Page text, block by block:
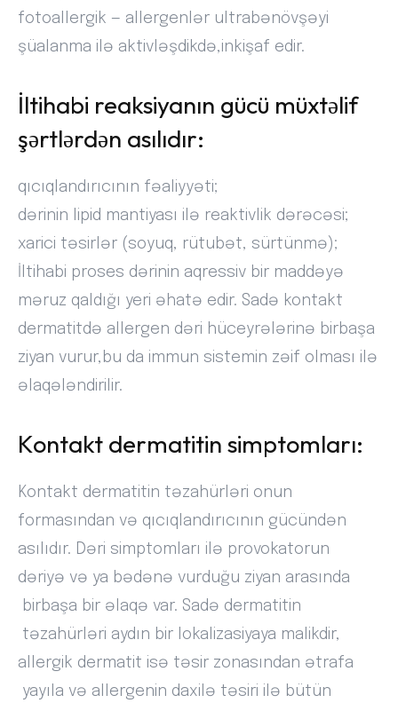
fotoallergik — allergenlər ultrabənövşəyi
şüalanma ilə aktivləşdikdə,inkişaf edir.
İltihabi reaksiyanın gücü müxtəlif
şərtlərdən asılıdır:
qıcıqlandırıcının fəaliyyəti;
dərinin lipid mantiyası ilə reaktivlik dərəcəsi;
xarici təsirlər (soyuq, rütubət, sürtünmə);
İltihabi proses dərinin aqressiv bir maddəyə
məruz qaldığı yeri əhatə edir. Sadə kontakt
dermatitdə allergen dəri hüceyrələrinə birbaşa
ziyan vurur,bu da immun sistemin zəif olması ilə
əlaqələndirilir.
Kontakt dermatitin simptomları:
Kontakt dermatitin təzahürləri onun
formasından və qıcıqlandırıcının gücündən
asılıdır. Dəri simptomları ilə provokatorun
dəriyə və ya bədənə vurduğu ziyan arasında
birbaşa bir əlaqə var. Sadə dermatitin
təzahürləri aydın bir lokalizasiyaya malikdir,
allergik dermatit isə təsir zonasından ətrafa
yayıla və allergenin daxilə təsiri ilə bütün